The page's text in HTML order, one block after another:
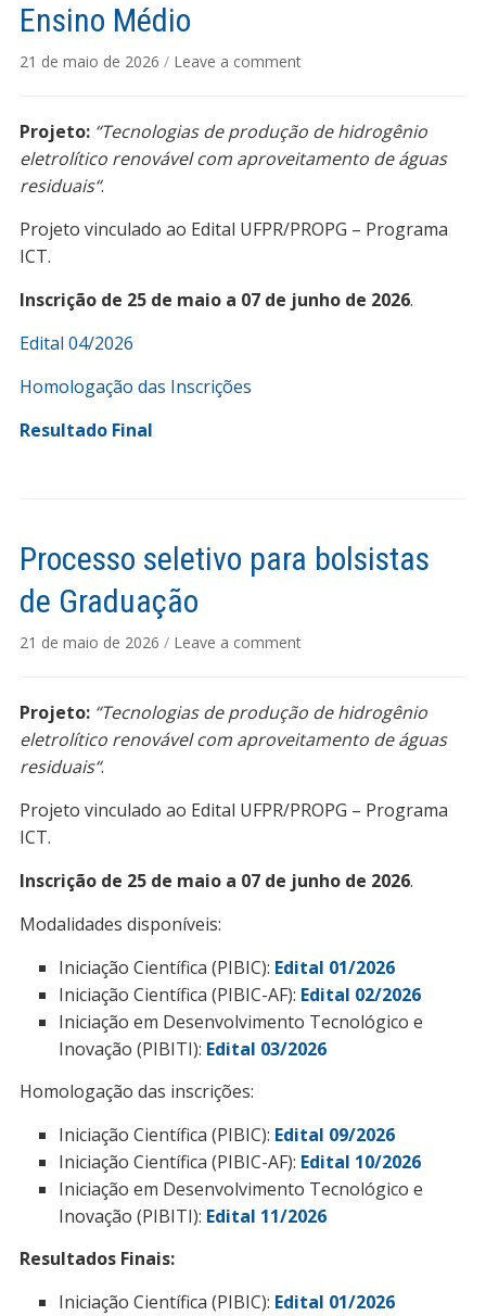
Ensino Médio
21 de maio de 2026 / Leave a comment
Projeto: “Tecnologias de produção de hidrogênio
eletrolítico renovável com aproveitamento de águas
residuais“.
Projeto vinculado ao Edital UFPR/PROPG – Programa
ICT.
Inscrição de 25 de maio a 07 de junho de 2026.
Edital 04/2026
Homologação das Inscrições
Resultado Final
Processo seletivo para bolsistas
de Graduação
21 de maio de 2026 / Leave a comment
Projeto: “Tecnologias de produção de hidrogênio
eletrolítico renovável com aproveitamento de águas
residuais“.
Projeto vinculado ao Edital UFPR/PROPG – Programa
ICT.
Inscrição de 25 de maio a 07 de junho de 2026.
Modalidades disponíveis:
Iniciação Científica (PIBIC): Edital 01/2026
Iniciação Científica (PIBIC-AF): Edital 02/2026
Iniciação em Desenvolvimento Tecnológico e
Inovação (PIBITI): Edital 03/2026
Homologação das inscrições:
Iniciação Científica (PIBIC): Edital 09/2026
Iniciação Científica (PIBIC-AF): Edital 10/2026
Iniciação em Desenvolvimento Tecnológico e
Inovação (PIBITI): Edital 11/2026
Resultados Finais:
Iniciação Científica (PIBIC): Edital 01/2026